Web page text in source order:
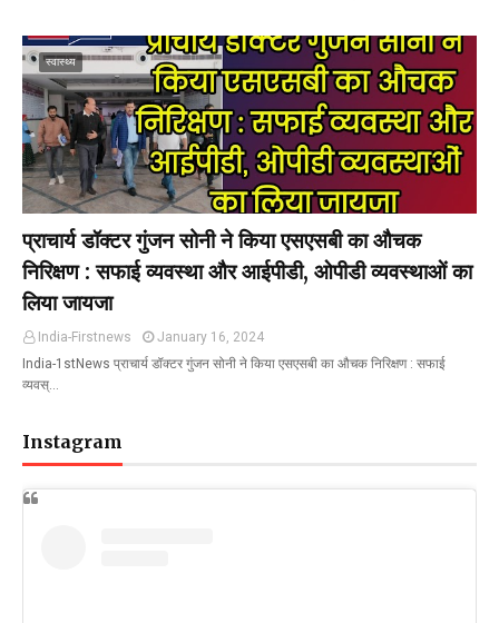
स्वास्थ्य
प्राचार्य डॉक्टर गुंजन सोनी ने किया एसएसबी का औचक
निरिक्षण : सफाई व्यवस्था और आईपीडी, ओपीडी व्यवस्थाओं का
लिया जायजा
India-Firstnews
January 16, 2024
India-1stNews प्राचार्य डॉक्टर गुंजन सोनी ने किया एसएसबी का औचक निरिक्षण : सफाई
व्यवस्…
Instagram